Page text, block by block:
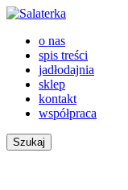
o nas
spis treści
jadłodajnia
sklep
kontakt
współpraca
Szukaj